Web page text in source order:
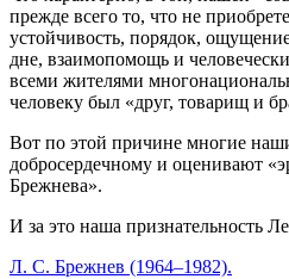
прежде всего то, что не
устойчивость, порядок,
дне, взаимопомощь и
всеми жителями
человеку был «друг, товарищ и
Вот по этой причине многие
добросердечному и оценивают
Брежнева».
И за это наша признательность
Л. С. Брежнев (1964–1982).